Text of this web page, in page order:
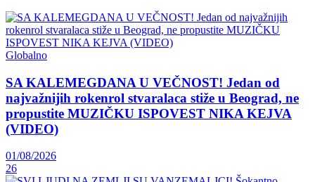
Globalno
SA KALEMEGDANA U VEČNOST! Jedan od
najvažnijih rokenrol stvaralaca stiže u Beograd, ne
propustite MUZIČKU ISPOVEST NIKA KEJVA
(VIDEO)
01/08/2026
26